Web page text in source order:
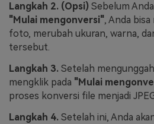
Langkah 2. (Opsi) Sebelum
"Mulai mengonversi", Anda
foto, merubah ukuran, warna,
tersebut.
Langkah 3. Setelah
mengklik pada "Mulai
proses konversi file menjadi
Langkah 4. Setelah ini, Anda